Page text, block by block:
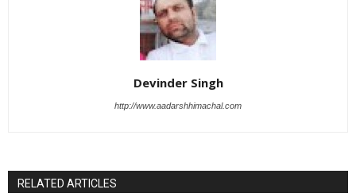
Devinder Singh
http://www.aadarshhimachal.com
RELATED ARTICLES